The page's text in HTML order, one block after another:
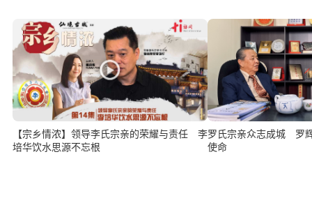
【宗乡情浓】领导李氏宗亲的荣耀与责任 李
培华饮水思源不忘根
罗氏宗亲众志成城 罗
使命